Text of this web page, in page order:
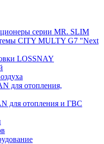
серии MR. SLIM
CITY MULTY G7 "Next
LOSSNAY
для отопления,
для отопления и ГВС